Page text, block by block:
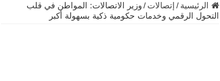
الرئيسية / إتصالات / وزير الاتصالات: المواطن في قلب
التحول الرقمي وخدمات حكومية ذكية بسهولة أكبر